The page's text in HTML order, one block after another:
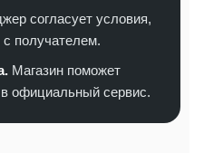
согласует условия,
с получателем.
Магазин поможет
официальный сервис.